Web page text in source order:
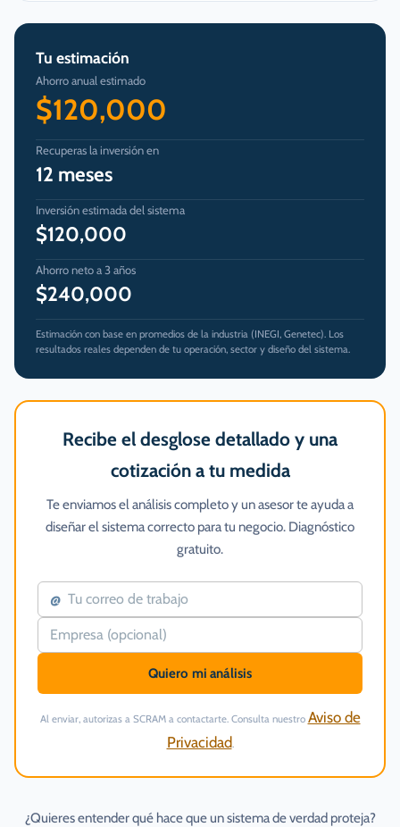
Tu estimación
Ahorro anual estimado
$120,000
Recuperas la inversión en
12 meses
Inversión estimada del sistema
$120,000
Ahorro neto a 3 años
$240,000
Estimación con base en promedios de la industria (INEGI, Genetec). Los
resultados reales dependen de tu operación, sector y diseño del sistema.
Recibe el desglose detallado y una
cotización a tu medida
Te enviamos el análisis completo y un asesor te ayuda a
diseñar el sistema correcto para tu negocio. Diagnóstico
gratuito.
@
Quiero mi análisis
Al enviar, autorizas a SCRAM a contactarte. Consulta nuestro Aviso de
Privacidad.
¿Quieres entender qué hace que un sistema de verdad proteja?